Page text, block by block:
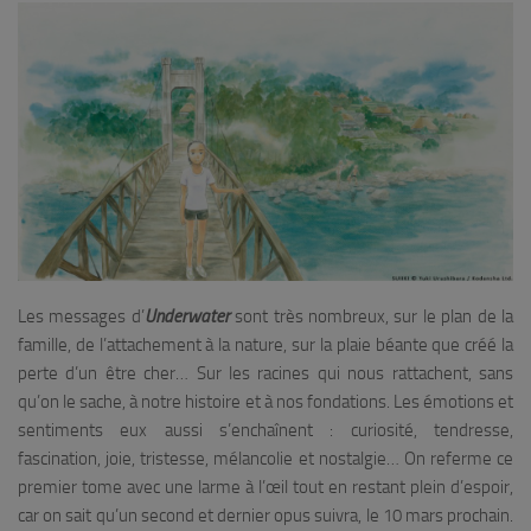
Les messages d’Underwatersont très nombreux, sur le plan de la
famille, de l’attachement à la nature, sur la plaie béante que créé la
perte d’un être cher… Sur les racines qui nous rattachent, sans
qu’on le sache, à notre histoire et à nos fondations. Les émotions et
sentiments eux aussi s’enchaînent : curiosité, tendresse,
fascination, joie, tristesse, mélancolie et nostalgie… On referme ce
premier tome avec une larme à l’œil tout en restant plein d’espoir,
car on sait qu’un second et dernier opus suivra, le 10 mars prochain.